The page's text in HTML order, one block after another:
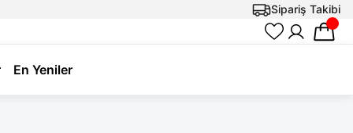
Sipariş Takibi
En Yeniler